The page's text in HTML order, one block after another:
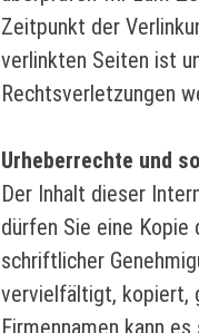
Zeitpunkt der
verlinkten Seiten ist
Rechtsverletzungen
Urheberrechte und
Der Inhalt dieser
dürfen Sie eine Kopie
schriftlicher
vervielfältigt, kopiert,
Firmennamen kann